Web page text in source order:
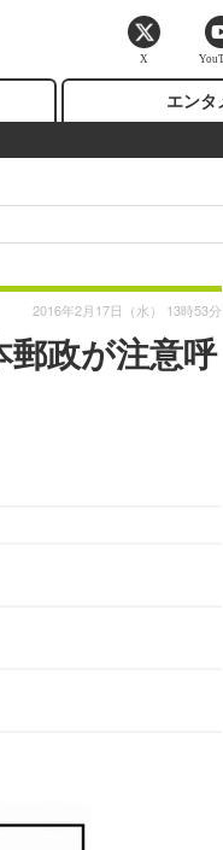
エンタ
政が注意呼
2016年2月17日（水） 13時53分
X